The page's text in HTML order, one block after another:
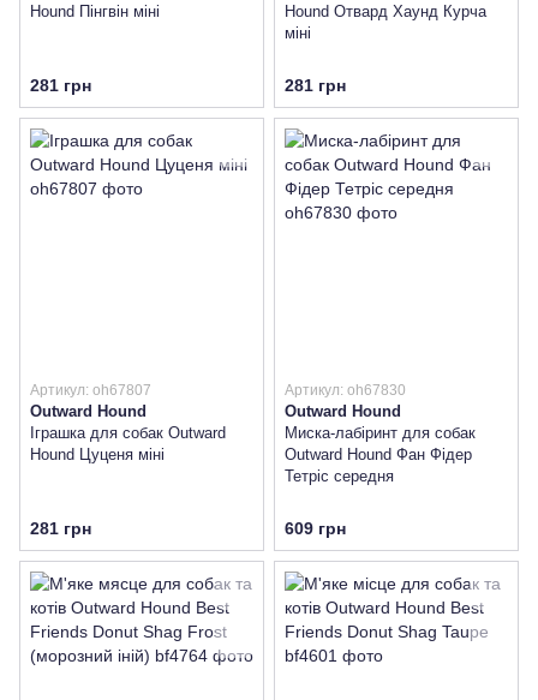
Hound Пінгвін міні
281 грн
Hound Отвард Хаунд Курча
міні
281 грн
Артикул: oh67807
Outward Hound
Іграшка для собак Outward
Hound Цуценя міні
281 грн
Артикул: oh67830
Outward Hound
Миска-лабіринт для собак
Outward Hound Фан Фідер
Тетріс середня
609 грн